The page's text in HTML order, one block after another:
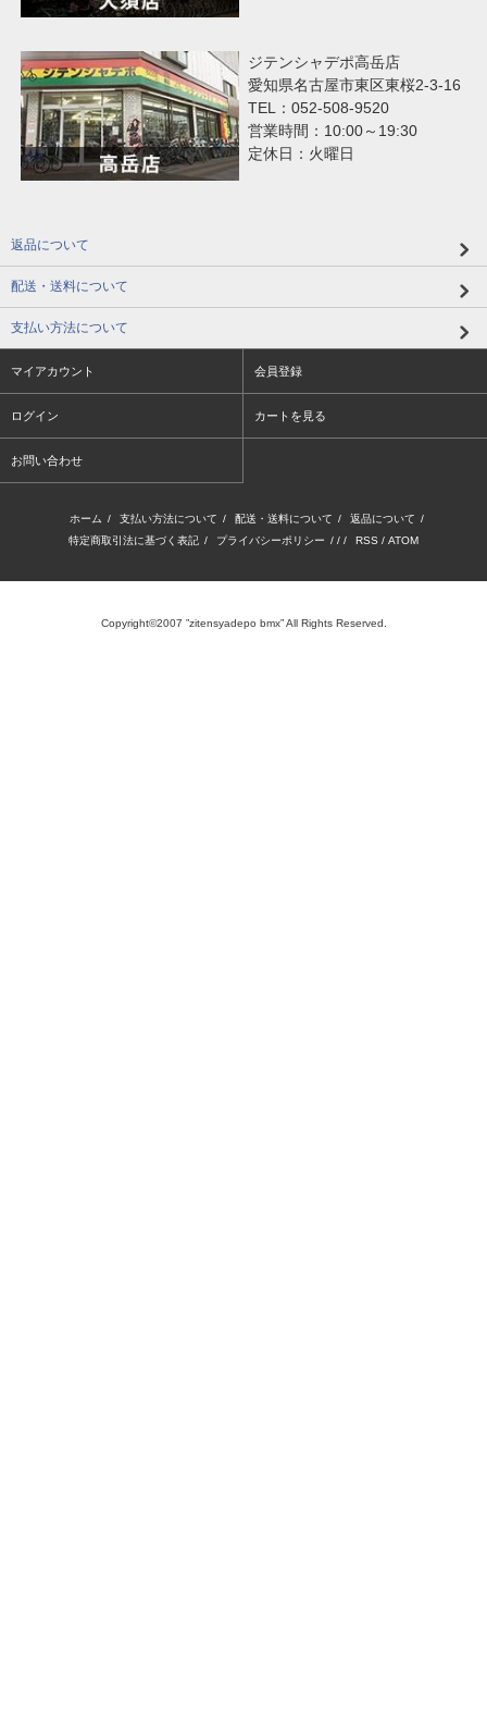
ジテンシャデポ高岳店
愛知県名古屋市東区東桜2-3-16
TEL：052-508-9520
営業時間：10:00～19:30
定休日：火曜日
返品について
配送・送料について
支払い方法について
マイアカウント 会員登録
ログイン カートを見る
お問い合わせ
ホーム / 支払い方法について / 配送・送料について / 返品について /
特定商取引法に基づく表記 / プライバシーポリシー / / / RSS / ATOM
Copyright©2007 ”zitensyadepo bmx” All Rights Reserved.